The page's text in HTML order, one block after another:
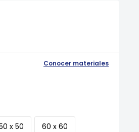
Conocer materiales
x 50 60 x 60